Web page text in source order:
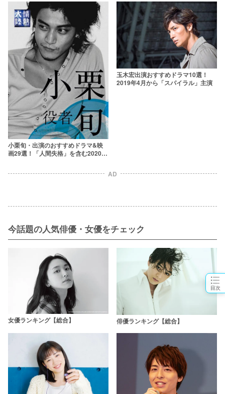
目次
小栗旬・出演のおすすめドラマ&映
画29選！「人間失格」を含む2020年
玉木宏出演おすすめドラマ10選！
2019年4月から「スパイラル」主演
AD
今話題の人気俳優・女優をチェック
女優ランキング【総合】 俳優ランキング【総合】